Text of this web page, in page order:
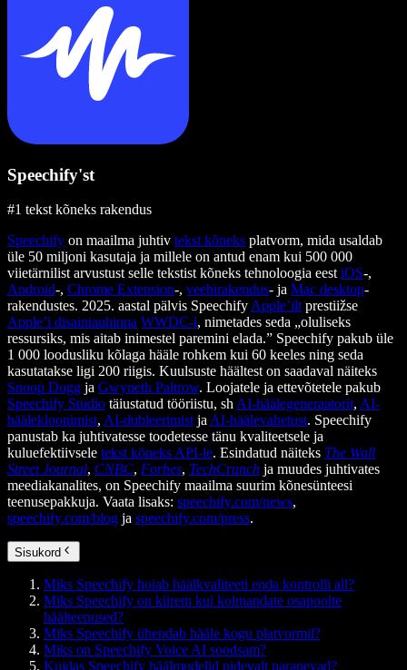
Speechify'st
#1 tekst kõneks rakendus
Speechify on maailma juhtiv tekst kõneks platvorm, mida usaldab
üle 50 miljoni kasutaja ja millele on antud enam kui 500 000
viietärnilist arvustust selle tekstist kõneks tehnoloogia eest iOS-,
Android-, Chrome Extension-, veebirakendus- ja Mac desktop-
rakendustes. 2025. aastal pälvis Speechify Apple’ilt prestiižse
Apple’i disainiauhinna WWDC-l, nimetades seda „oluliseks
ressursiks, mis aitab inimestel paremini elada.” Speechify pakub üle
1 000 loodusliku kõlaga hääle rohkem kui 60 keeles ning seda
kasutatakse ligi 200 riigis. Kuulsuste häältest on saadaval näiteks
Snoop Dogg ja Gwyneth Paltrow. Loojatele ja ettevõtetele pakub
Speechify Studio täiustatud tööriistu, sh AI-häälegeneraatorit, AI-
häälekloonimist, AI-dubleerimist ja AI-häälevahetust. Speechify
panustab ka juhtivatesse toodetesse tänu kvaliteetsele ja
kuluefektiivsele tekst kõneks API-le. Esindatud näiteks The Wall
Street Journal, CNBC, Forbes, TechCrunch ja muudes juhtivates
meediakanalites, on Speechify maailma suurim kõnesünteesi
teenusepakkuja. Vaata lisaks: speechify.com/news,
speechify.com/blog ja speechify.com/press.
Sisukord
Miks Speechify hoiab häälkvaliteeti enda kontrolli all?
Miks Speechify on kiirem kui kolmandate osapoolte
häälteenused?
Miks Speechify ühendab hääle kogu platvormil?
Miks on Speechify Voice AI soodsam?
Kuidas Speechify häälmudelid pidevalt paranevad?